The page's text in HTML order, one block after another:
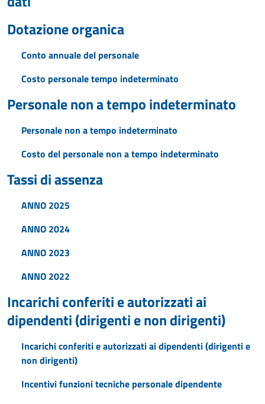
Dotazione organica
Conto annuale del personale
Costo personale tempo indeterminato
Personale non a tempo indeterminato
Personale non a tempo indeterminato
Costo del personale non a tempo indeterminato
Tassi di assenza
ANNO 2025
ANNO 2024
ANNO 2023
ANNO 2022
Incarichi conferiti e autorizzati ai
dipendenti (dirigenti e non dirigenti)
Incarichi conferiti e autorizzati ai dipendenti (dirigenti e
non dirigenti)
Incentivi funzioni tecniche personale dipendente